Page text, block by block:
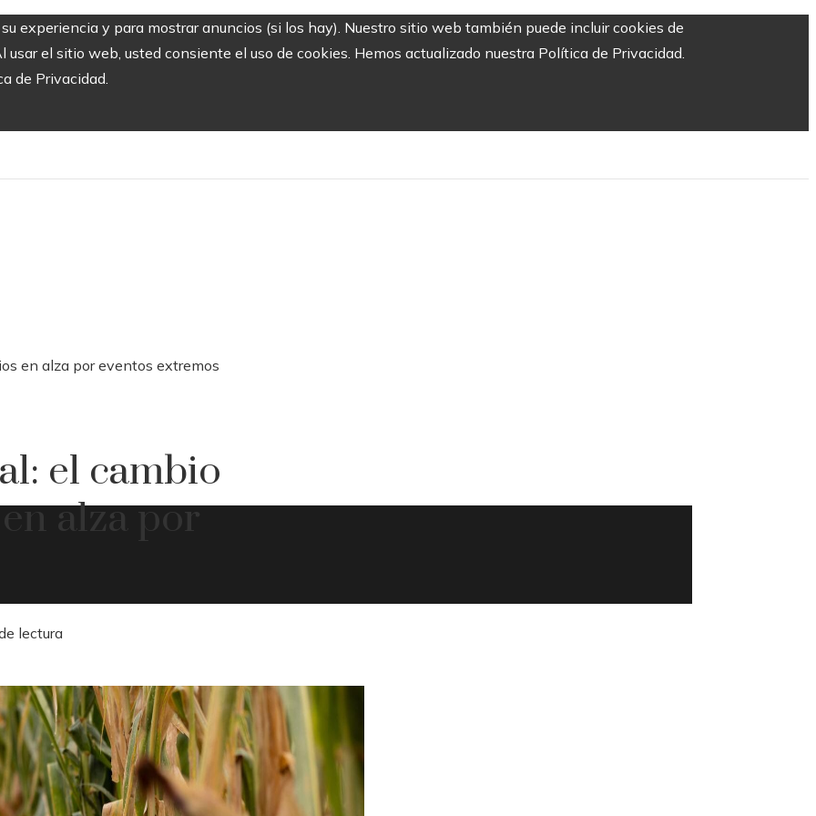
experiencia y para mostrar anuncios (si los hay). Nuestro sitio web también puede incluir cookies de
el sitio web, usted consiente el uso de cookies. Hemos actualizado nuestra Política de Privacidad.
de Privacidad.
en alza por eventos extremos
el cambio
alza por
lectura